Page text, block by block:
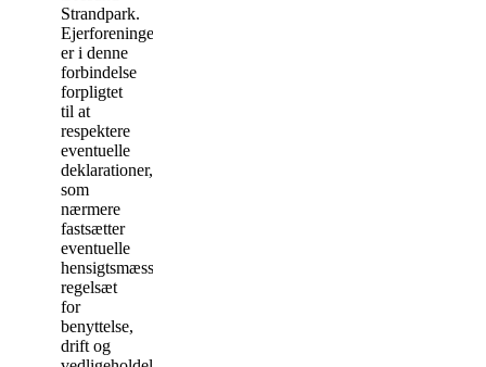
Strandpark.
Ejerforeningen
er i denne
forbindelse
forpligtet
til at
respektere
eventuelle
deklarationer,
som
nærmere
fastsætter
eventuelle
hensigtsmæssige
regelsæt
for
benyttelse,
drift og